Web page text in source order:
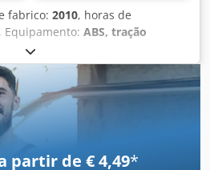
fabrico: 2010, horas de
, Equipamento: ABS, tração
CASE Tipo: WX165
de aprovação do tipo:
Case Potência do motor: 105 kW
h Peso bruto autorizado: 18000 kg
para transporte: 8,19 m
1,91 m Altura para transporte:
por joystick - Lâmina de
todo o prazer em ajudá-lo
partir de € 4,49*